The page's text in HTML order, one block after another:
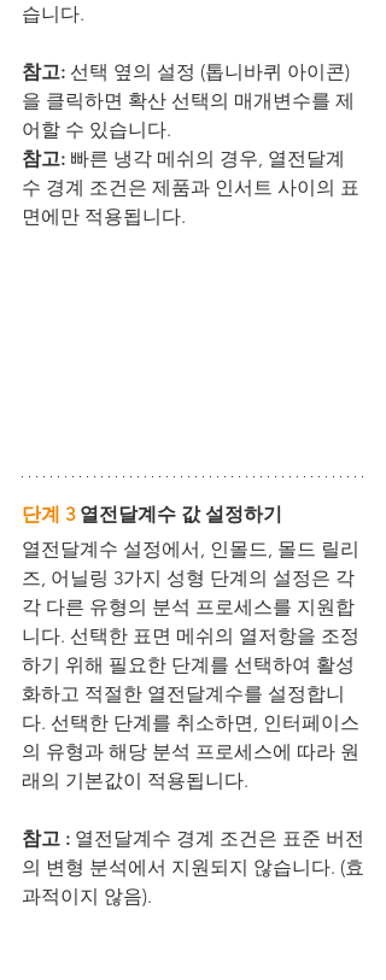
습니다.
참고: 선택 옆의 설정 (톱니바퀴 아이콘)
을 클릭하면 확산 선택의 매개변수를 제
어할 수 있습니다.
참고: 빠른 냉각 메쉬의 경우, 열전달계
수 경계 조건은 제품과 인서트 사이의 표
면에만 적용됩니다.
단계 3 열전달계수 값 설정하기
열전달계수 설정에서, 인몰드, 몰드 릴리
즈, 어닐링 3가지 성형 단계의 설정은 각
각 다른 유형의 분석 프로세스를 지원합
니다. 선택한 표면 메쉬의 열저항을 조정
하기 위해 필요한 단계를 선택하여 활성
화하고 적절한 열전달계수를 설정합니
다. 선택한 단계를 취소하면, 인터페이스
의 유형과 해당 분석 프로세스에 따라 원
래의 기본값이 적용됩니다.
참고 : 열전달계수 경계 조건은 표준 버전
의 변형 분석에서 지원되지 않습니다. (효
과적이지 않음).